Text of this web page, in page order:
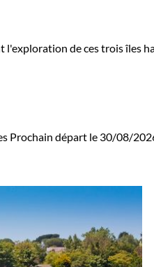
de ces trois îles
Prochain départ le 30/08/